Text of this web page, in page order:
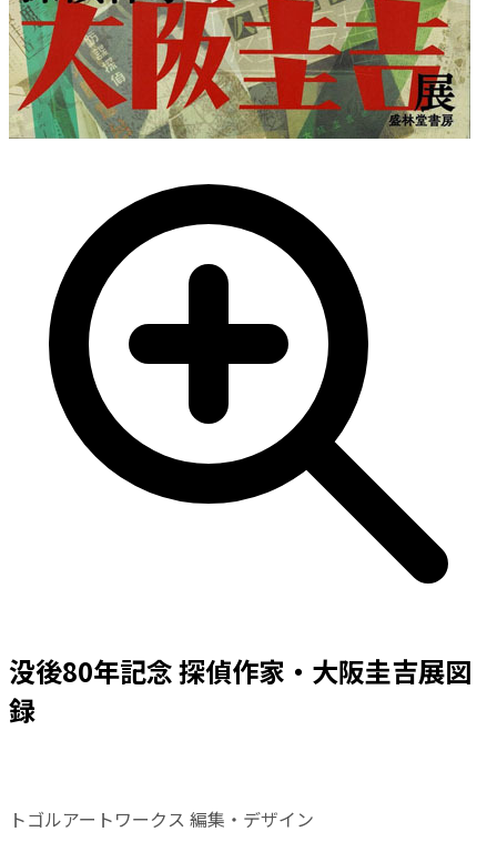
没後80年記念 探偵作家・大阪圭吉展図
録
トゴルアートワークス 編集・デザイン